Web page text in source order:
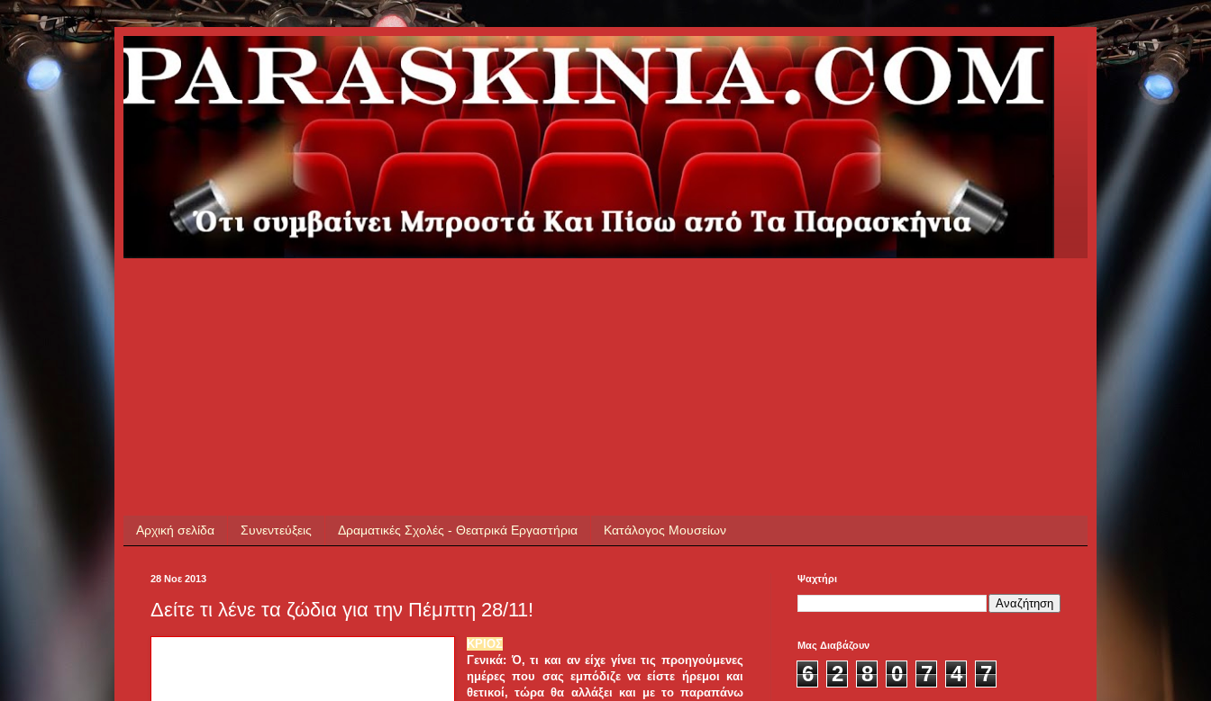
Αρχική σελίδα Συνεντεύξεις Δραματικές Σχολές - Θεατρικά Εργαστήρια Κατάλογος Μουσείων
28 Νοε 2013
Δείτε τι λένε τα ζώδια για την Πέμπτη 28/11!
ΚΡΙΟΣ
Γενικά: Ό, τι και αν είχε γίνει τις προηγούμενες
ημέρες που σας εμπόδιζε να είστε ήρεμοι και
θετικοί, τώρα θα αλλάξει και με το παραπάνω
Ψαχτήρι
Μας Διαβάζουν
6 2 8 0 7 4 7